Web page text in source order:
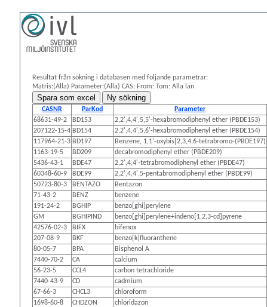
Resultat från sökning i databasen med följande parametrar:
Matris:(Alla) Parameter:(Alla) CAS: From: Tom: Alla län
CASNR ParKod Parameter
68631-49-2
BD153 2,2',4,4',5,5'-hexabromodiphenyl ether (PBDE153)
207122-15-4 BD154 2,2',4,4',5,6'-hexabromodiphenyl ether (PBDE154)
117964-21-3 BD197 Benzene, 1,1'-oxybis[2,3,4,6-tetrabromo-(PBDE197)
1163-19-5
BD209 decabromodiphenyl ether (PBDE209)
5436-43-1
BDE47 2,2',4,4'-tetrabromodiphenyl ether (PBDE47)
60348-60-9
BDE99 2,2',4,4',5-pentabromodiphenyl ether (PBDE99)
50723-80-3
BENTAZO Bentazon
71-43-2
BENZ benzene
191-24-2
BGHIP benzo[ghi]perylene
GM
BGHIPIND benzo[ghi]perylene+indeno[1,2,3-cd]pyrene
42576-02-3
BIFX bifenox
207-08-9
BKF benzo[k]fluoranthene
80-05-7
BPA Bisphenol A
7440-70-2
CA calcium
56-23-5
CCL4 carbon tetrachloride
7440-43-9
CD cadmium
67-66-3
CHCL3 chloroform
1698-60-8
CHDZON chloridazon